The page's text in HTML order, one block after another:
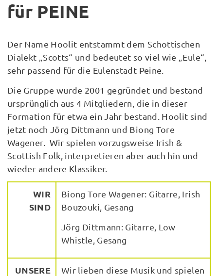
für PEINE
Der Name Hoolit entstammt dem Schottischen
Dialekt „Scotts“ und bedeutet so viel wie „Eule“,
sehr passend für die Eulenstadt Peine.
Die Gruppe wurde 2001 gegründet und bestand
ursprünglich aus 4 Mitgliedern, die in dieser
Formation für etwa ein Jahr bestand. Hoolit sind
jetzt noch Jörg Dittmann und Biong Tore
Wagener. Wir spielen vorzugsweise Irish &
Scottish Folk, interpretieren aber auch hin und
wieder andere Klassiker.
WIR
SIND
Biong Tore Wagener: Gitarre, Irish
Bouzouki, Gesang
Jörg Dittmann: Gitarre, Low
Whistle, Gesang
UNSERE
Wir lieben diese Musik und spielen